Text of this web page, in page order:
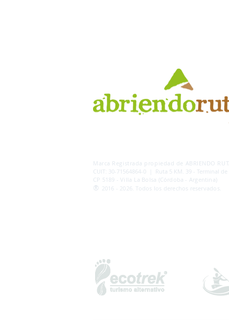
Marca Registrada propiedad de ABRIENDO
CUIT: 30-71564864-0 | Ruta 5 KM. 39 - Terminal
CP 5189 - Villa La Bolsa (Córdoba - Argentina)
® 2016 - 2026. Todos los derechos reservados.